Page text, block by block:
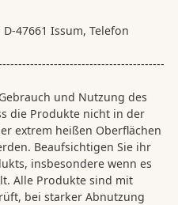
47661 Issum, Telefon
und Nutzung des
die Produkte nicht in der
extrem heißen Oberflächen
Beaufsichtigen Sie ihr
insbesondere wenn es
Alle Produkte sind mit
bei starker Abnutzung